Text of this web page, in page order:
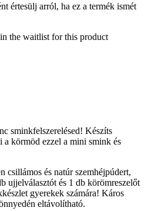
értesülj arról, ha ez a termék ismét
the waitlist for this product
sminkfelszerelésed! Készíts
a körmöd ezzel a mini smink és
csillámos és natúr szemhéjpúdert,
ujjelválasztót és 1 db körömreszelőt
gyerekek számára! Káros
eltávolítható.